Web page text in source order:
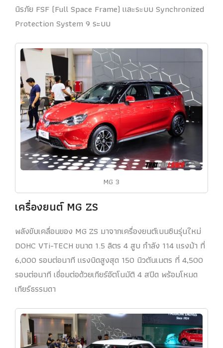
นิรภัย FSF (Full Space Frame) และระบบ Synchronized
Protection System 9 ระบบ
MG 3
เครื่องยนต์ MG ZS
พลังขับเคลื่อนของ MG ZS มาจากเครื่องยนต์เบนซินรุ่นใหม่
DOHC VTi-TECH ขนาด 1.5 ลิตร 4 สูบ กำลัง 114 แรงม้า ที่
6,000 รอบต่อนาที แรงบิดสูงสุด 150 นิวตันเมตร ที่ 4,500
รอบต่อนาที เชื่อมต่อด้วยเกียร์อัตโนมัติ 4 สปีด พร้อมโหมด
เกียร์ธรรมดา